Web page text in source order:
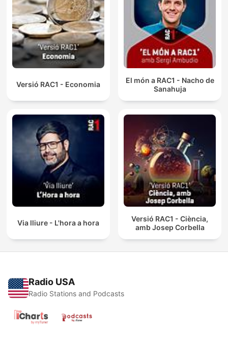
Versió RAC1 - Economia
El món a RAC1 - Nacho de
Sanahuja
Via lliure - L'hora a hora
Versió RAC1 - Ciència,
amb Josep Corbella
Radio USA
Radio Stations and Podcasts